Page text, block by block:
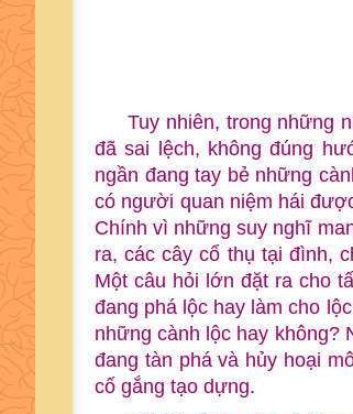
Tuy nhiên, trong những
đã sai lệch, không đúng
ngần đang tay bẻ những
có người quan niệm hái
Chính vì những suy nghĩ
ra, các cây cổ thụ tại đình,
Một câu hỏi lớn đặt ra cho
đang phá lộc hay làm cho
những cành lộc hay không?
đang tàn phá và hủy hoại
cố gắng tạo dựng.